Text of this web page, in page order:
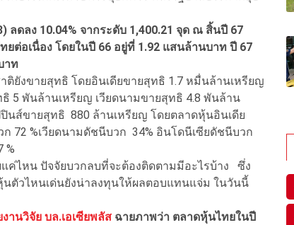
ลดลง 10.04% จากระดับ 1,400.21 จุด ณ สิ้นปี 67
ต่อเนื่อง โดยในปี 66 อยู่ที่ 1.92 แสนล้านบาท ปี 67
าท
ยังขายสุทธิ โดยอินเดียขายสุทธิ 1.7 หมื่นล้านเหรียญ
5 พันล้านเหรียญ เวียดนามขายสุทธิ 4.8 พันล้าน
ส์ขายสุทธิ 880 ล้านเหรียญ โดยตลาดหุ้นอินเดีย
72 %เวียดนามดัชนีบวก 34% อินโดนีเซียดัชนีบวก
%
ค่ไหน ปัจจัยบวกลบที่จะต้องติดตามมีอะไรบ้าง ซึ่ง
นตัวไหนเด่นยังน่าลงทุนให้ผลตอบแทนแจ่ม ในวันนี้
านวิจัย บล.เอเซียพลัส ฉายภาพว่า ตลาดหุ้นไทยในปี